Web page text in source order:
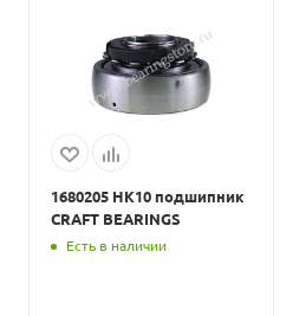
1680205 HK10 подшипник
CRAFT BEARINGS
Есть в наличии